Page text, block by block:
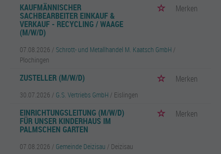
KAUFMÄNNISCHER
SACHBEARBEITER EINKAUF &
VERKAUF - RECYCLING / WAAGE
(M/W/D)
Merken
07.08.2026 / Schrott- und Metallhandel M. Kaatsch GmbH /
Plochingen
ZUSTELLER (M/W/D) Merken
30.07.2026 / G.S. Vertriebs GmbH / Eislingen
EINRICHTUNGSLEITUNG (M/W/D)
FÜR UNSER KINDERHAUS IM
PALMSCHEN GARTEN
Merken
07.08.2026 / Gemeinde Deizisau / Deizisau